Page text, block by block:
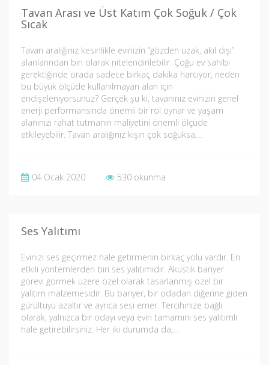
Tavan Arası ve Üst Katım Çok Soğuk / Çok
Sıcak
Tavan aralığınız kesinlikle evinizin “gözden uzak, akıl dışı”
alanlarından biri olarak nitelendirilebilir. Çoğu ev sahibi
gerektiğinde orada sadece birkaç dakika harcıyor, neden
bu büyük ölçüde kullanılmayan alan için
endişeleniyorsunuz? Gerçek şu ki, tavanınız evinizin genel
enerji performansında önemli bir rol oynar ve yaşam
alanınızı rahat tutmanın maliyetini önemli ölçüde
etkileyebilir. Tavan aralığınız kışın çok soğuksa,…
04 Ocak 2020 530 okunma
Ses Yalıtımı
Evinizi ses geçirmez hale getirmenin birkaç yolu vardır. En
etkili yöntemlerden biri ses yalıtımıdır. Akustik bariyer
görevi görmek üzere özel olarak tasarlanmış özel bir
yalıtım malzemesidir. Bu bariyer, bir odadan diğerine giden
gürültüyü azaltır ve ayrıca sesi emer. Tercihinize bağlı
olarak, yalnızca bir odayı veya evin tamamını ses yalıtımlı
hale getirebilirsiniz. Her iki durumda da,…